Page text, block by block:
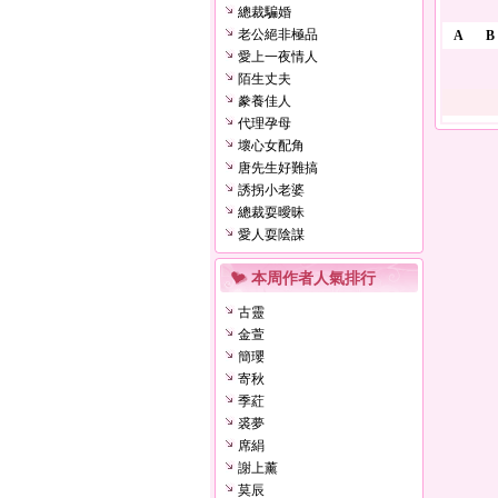
總裁騙婚
老公絕非極品
愛上一夜情人
陌生丈夫
豢養佳人
代理孕母
壞心女配角
唐先生好難搞
誘拐小老婆
總裁耍曖昧
愛人耍陰謀
本周作者人氣排行
古靈
金萱
簡瓔
寄秋
季葒
裘夢
席絹
謝上薰
莫辰
A B